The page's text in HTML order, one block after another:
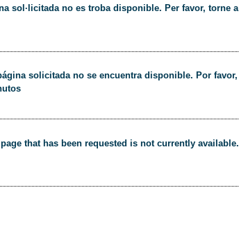
sol·licitada no es troba disponible. Per favor, torne a
solicitada no se encuentra disponible. Por favor,
that has been requested is not currently available.